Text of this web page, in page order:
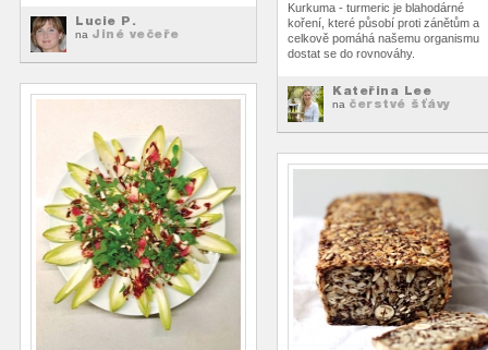
Lucie P.
na Jiné večeře
Kurkuma - turmeric je blahodárné
koření, které působí proti zánětům a
celkově pomáhá našemu organismu
dostat se do rovnováhy.
Kateřina Lee
na čerstvé šťávy